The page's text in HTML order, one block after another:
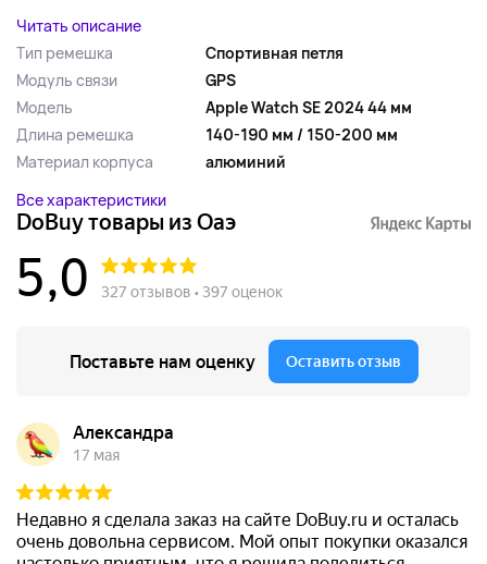
Читать описание
Тип ремешка
Спортивная петля
Модуль связи
GPS
Модель
Apple Watch SE 2024 44 мм
Длина ремешка
140-190 мм / 150-200 мм
Материал корпуса
алюминий
Все характеристики